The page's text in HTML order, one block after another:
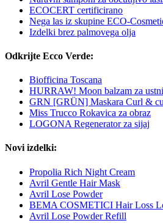
ECOCERT certificirano
Nega las iz skupine ECO-
Izdelki brez palmovega olja
Odkrijte Ecco Verde:
Biofficina Toscana
HURRAW! Moon balzam za
GRN [GRÜN] Maskara Curl &
Miss Trucco Rokavica za obraz
LOGONA Regenerator za sijaj
Novi izdelki:
Propolia Rich Night Cream
Avril Gentle Hair Mask
Avril Lose Powder
BEMA COSMETICI Hair Loss
Avril Lose Powder Refill